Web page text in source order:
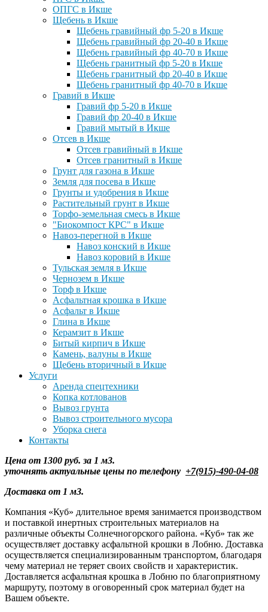
ОПГС в Икше
Щебень в Икше
Щебень гравийный фр 5-20 в Икше
Щебень гравийный фр 20-40 в Икше
Щебень гравийный фр 40-70 в Икше
Щебень гранитный фр 5-20 в Икше
Щебень гранитный фр 20-40 в Икше
Щебень гранитный фр 40-70 в Икше
Гравий в Икше
Гравий фр 5-20 в Икше
Гравий фр 20-40 в Икше
Гравий мытый в Икше
Отсев в Икше
Отсев гравийный в Икше
Отсев гранитный в Икше
Грунт для газона в Икше
Земля для посева в Икше
Грунты и удобрения в Икше
Растительный грунт в Икше
Торфо-земельная смесь в Икше
"Биокомпост КРС" в Икше
Навоз-перегной в Икше
Навоз конский в Икше
Навоз коровий в Икше
Тульская земля в Икше
Чернозем в Икше
Торф в Икше
Асфальтная крошка в Икше
Асфальт в Икше
Глина в Икше
Керамзит в Икше
Битый кирпич в Икше
Камень, валуны в Икше
Щебень вторичный в Икше
Услуги
Аренда спецтехники
Копка котлованов
Вывоз грунта
Вывоз строительного мусора
Уборка снега
Контакты
Цена от 1300 руб. за 1 м3.
уточнять актуальные цены по телефону +7(915)-490-04-08
Доставка от 1 м3.
Компания «Куб» длительное время занимается производством
и поставкой инертных строительных материалов на
различные объекты Солнечногорского района. «Куб» так же
осуществляет доставку асфальтной крошки в Лобню. Доставка
осуществляется специализированным транспортом, благодаря
чему материал не теряет своих свойств и характеристик.
Доставляется асфальтная крошка в Лобню по благоприятному
маршруту, поэтому в оговоренный срок материал будет на
Вашем объекте.